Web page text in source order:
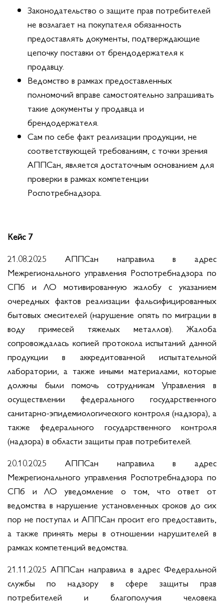
Законодательство о защите прав потребителей
не возлагает на покупателя обязанность
предоставлять документы, подтверждающие
цепочку поставки от брендодержателя к
продавцу.
Ведомство в рамках предоставленных
полномочий вправе самостоятельно запрашивать
такие документы у продавца и
брендодержателя.
Сам по себе факт реализации продукции, не
соответствующей требованиям, с точки зрения
АППСан, является достаточным основанием для
проверки в рамках компетенции
Роспотребнадзора.
Кейс 7
21.08.2025 АППСан направила в адрес
Межрегионального управления Роспотребнадзора по
СПб и ЛО мотивированную жалобу с указанием
очередных фактов реализации фальсифицированных
бытовых смесителей (нарушение опять по миграции в
воду примесей тяжелых металлов). Жалоба
сопровождалась копией протокола испытаний данной
продукции в аккредитованной испытательной
лаборатории, а также иными материалами, которые
должны были помочь сотрудникам Управления в
осуществлении федерального государственного
санитарно-эпидемиологического контроля (надзора), а
также федерального государственного контроля
(надзора) в области защиты прав потребителей.
20.10.2025 АППСан направила в адрес
Межрегионального управления Роспотребнадзора по
СПб и ЛО уведомление о том, что ответ от
ведомства в нарушение установленных сроков до сих
пор не поступал и АППСан просит его предоставить,
а также принять меры в отношении нарушителей в
рамках компетенций ведомства.
21.11.2025 АППСан направила в адрес Федеральной
службы по надзору в сфере защиты прав
потребителей и благополучия человека